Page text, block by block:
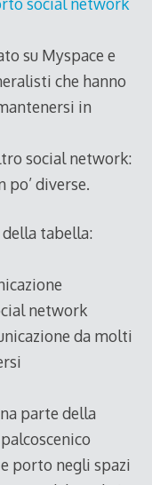
su Myspace e
che hanno
in
social network:
po’ diverse.
tabella:
network
da molti
parte della
e porto negli spazi